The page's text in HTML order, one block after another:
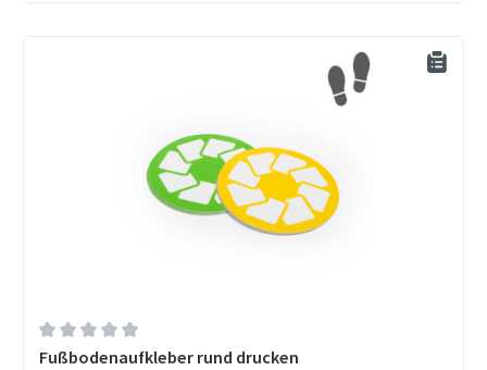
Durchschnittliche Bewertung von 0 von 5 Sternen
Fußbodenaufkleber rund drucken